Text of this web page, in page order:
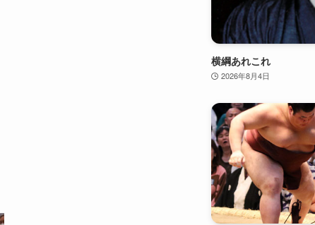
横綱あれこれ
2026年8月4日